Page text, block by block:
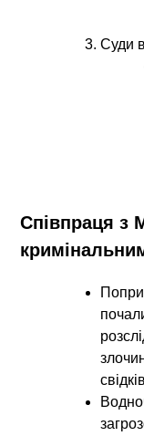
Суди
Співпраця з